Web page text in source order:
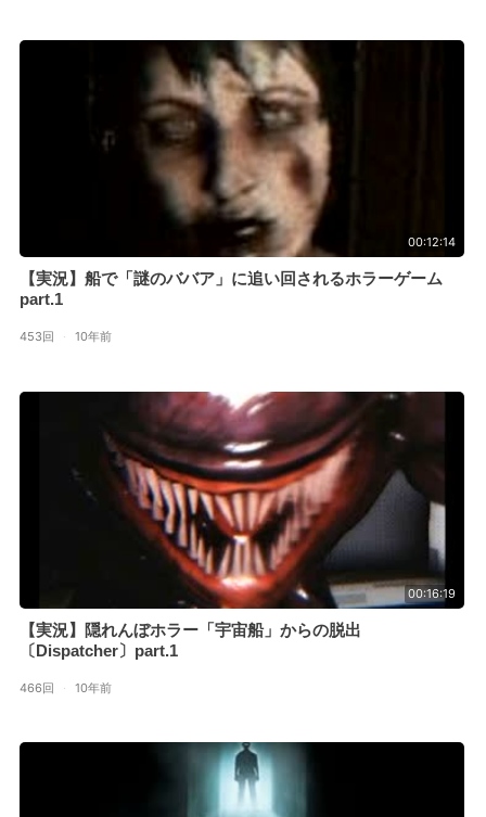
00:12:14
【実況】船で「謎のババア」に追い回されるホラーゲーム
part.1
453回 · 10年前
00:16:19
【実況】隠れんぼホラー「宇宙船」からの脱出
〔Dispatcher〕part.1
466回 · 10年前